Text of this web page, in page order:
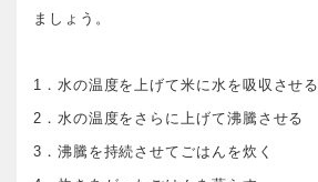
ましょう。
1．水の温度を上げて米に水を吸収させる
2．水の温度をさらに上げて沸騰させる
3．沸騰を持続させてごはんを炊く